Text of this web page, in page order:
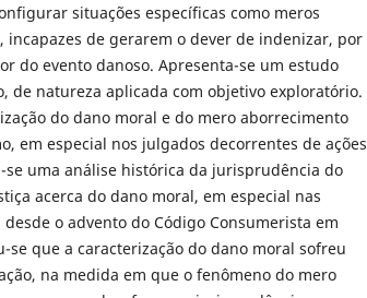
situações específicas como meros
incapazes de gerarem o dever de indenizar, por
do evento danoso. Apresenta-se um estudo
de natureza aplicada com objetivo exploratório.
do dano moral e do mero aborrecimento
em especial nos julgados decorrentes de ações
se uma análise histórica da jurisprudência do
acerca do dano moral, em especial nas
o advento do Código Consumerista em
se que a caracterização do dano moral sofreu
na medida em que o fenômeno do mero